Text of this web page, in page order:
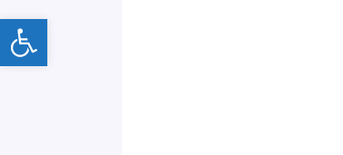
Ouvrir la barre d’outils